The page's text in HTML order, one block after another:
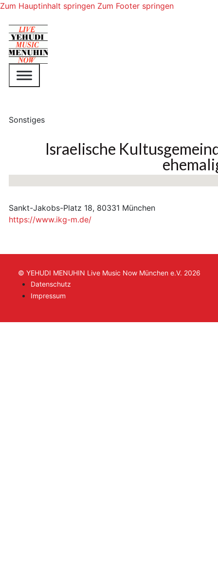
Zum Hauptinhalt springen Zum Footer springen
Sonstiges
Israelische
Sankt-Jakobs-Platz 18, 80331 München
https://www.ikg-m.de/
© YEHUDI MENUHIN Live Music Now München e.V. 2026
Datenschutz
Impressum